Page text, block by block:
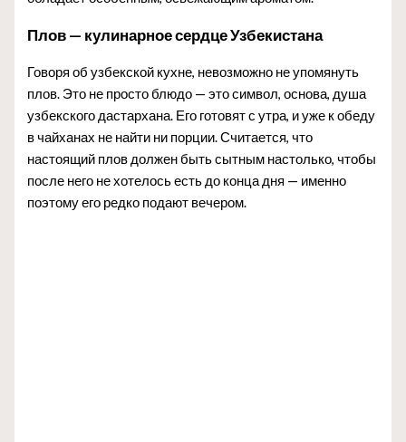
Плов — кулинарное сердце Узбекистана
Говоря об узбекской кухне, невозможно не упомянуть
плов. Это не просто блюдо — это символ, основа, душа
узбекского дастархана. Его готовят с утра, и уже к обеду
в чайханах не найти ни порции. Считается, что
настоящий плов должен быть сытным настолько, чтобы
после него не хотелось есть до конца дня — именно
поэтому его редко подают вечером.